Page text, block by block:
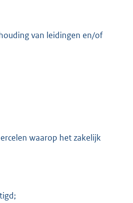
van leidingen en/of
waarop het zakelijk